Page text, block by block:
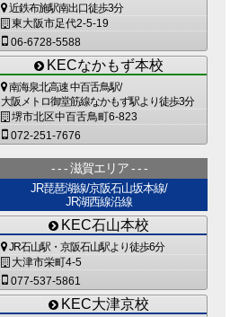
近鉄布施駅南出口徒歩3分
東大阪市足代2-5-19
06-6728-5588
KECなかもず本校
南海泉北高速 中百舌鳥駅/
大阪メトロ御堂筋線なかもず駅より徒歩3分
堺市北区中百舌鳥町6-823
072-251-7676
滋賀エリア
JR琵琶湖線/京阪石山坂本線/
JR湖西線沿線
KEC石山本校
JR石山駅・京阪石山駅より徒歩6分
大津市栄町4-5
077-537-5861
KEC大津京校